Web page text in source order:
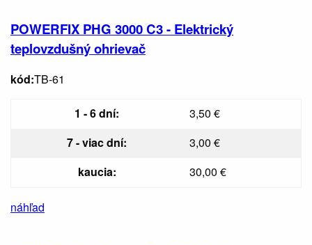
POWERFIX PHG 3000 C3 - Elektrický
teplovzdušný ohrievač
kód:TB-61
1 - 6 dní:
3,50 €
7 - viac dní:
3,00 €
kaucia:
30,00 €
náhľad